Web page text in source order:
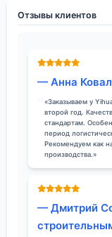
Отзывы клиентов
— Анна
«Заказываем у
второй год.
стандартам.
период
Рекомендуем как
производства.»
— Дмитрий